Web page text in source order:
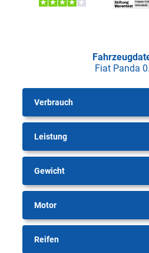
Fiat Panda
Verbrauch
Leistung
Gewicht
Motor
Reifen